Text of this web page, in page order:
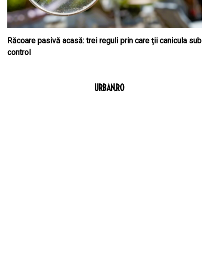
Răcoare pasivă acasă: trei reguli prin care ții canicula sub
control
URBAN.RO